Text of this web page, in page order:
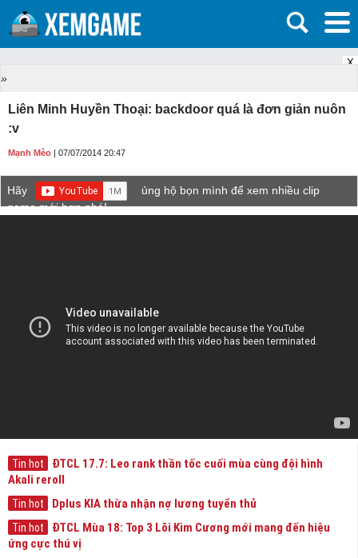
X
»
Liên Minh Huyền Thoại: backdoor quá là đơn giản nuôn
:v
Mạnh Mèo | 07/07/2014 20:47
Hãy
ủng hộ bọn mình để xem nhiều clip
game mới hơn nhé!
Tin hot
ĐTCL 17.7: Leo rank thần tốc cuối mùa cùng đội hình
Akali reroll
Tin hot Dplus KIA thừa nhận nợ lương tuyển thủ
Tin hot
ĐTCL Mùa 18: Top 3 Lõi Kim Cương mới mang đến hiệu
ứng cực thú vị